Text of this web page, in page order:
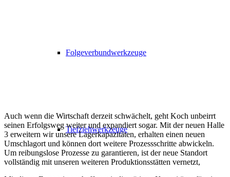
Folgeverbundwerkzeuge
Tiefziehwerkzeuge
Auch wenn die Wirtschaft derzeit schwächelt, geht Koch unbeirrt
seinen Erfolgsweg weiter und expandiert sogar. Mit der neuen Halle
3 erweitern wir unsere Lagerkapazitäten, erhalten einen neuen
Umschlagort und können dort weitere Prozessschritte abwickeln.
Um reibungslose Prozesse zu garantieren, ist der neue Standort
vollständig mit unseren weiteren Produktionsstätten vernetzt,